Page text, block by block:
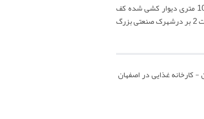
یک زمین 3000 متری دارای سوله 1000 متری دیوار کشی شده کف
سازی شده دارای 2 در 6 متری و موقعیت 2 بر درشهرک صنعتی بزرگ
کارخانه غذایی در اصفهان